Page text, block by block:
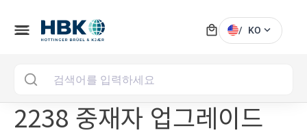
menu local_mall / KO expand_more
2238 중재자 업그레이드